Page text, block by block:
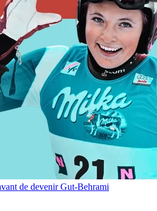
de devenir Gut-Behrami